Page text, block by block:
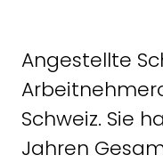
Angestellte
Schweiz. Sie
Jahren